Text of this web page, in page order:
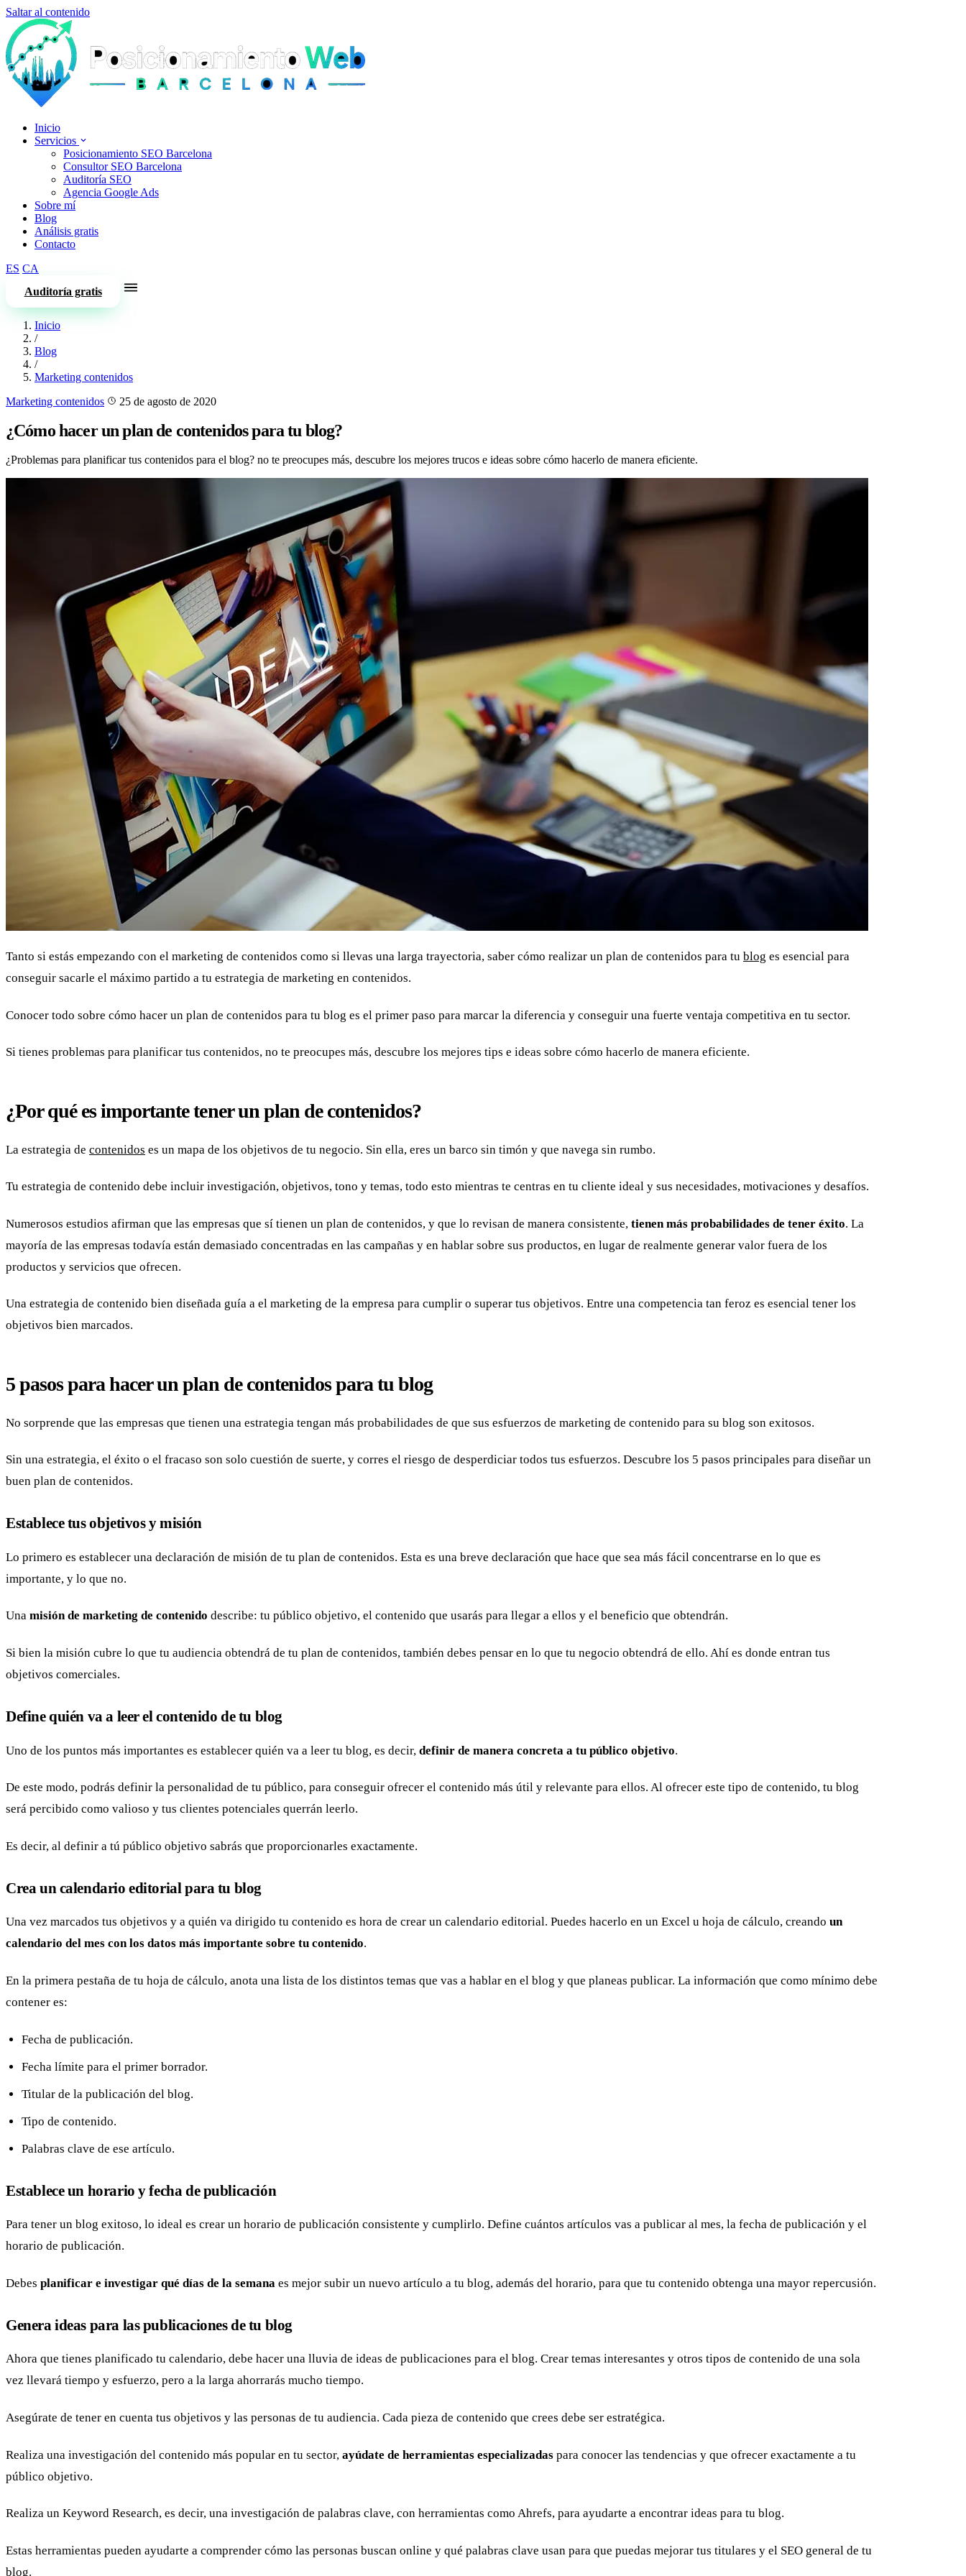
Saltar al contenido
Inicio
Servicios
Posicionamiento SEO Barcelona
Consultor SEO Barcelona
Auditoría SEO
Agencia Google Ads
Sobre mí
Blog
Análisis gratis
Contacto
ES CA
Auditoría gratis
Inicio
/
Blog
/
Marketing contenidos
Marketing contenidos
25 de agosto de 2020
¿Cómo hacer un plan de contenidos para tu blog?
¿Problemas para planificar tus contenidos para el blog? no te preocupes más, descubre los mejores trucos e ideas sobre cómo hacerlo de manera eficiente.
Tanto si estás empezando con el marketing de contenidos como si llevas una larga trayectoria, saber cómo realizar un plan de contenidos para tu blog es esencial para
conseguir sacarle el máximo partido a tu estrategia de marketing en contenidos.
Conocer todo sobre cómo hacer un plan de contenidos para tu blog es el primer paso para marcar la diferencia y conseguir una fuerte ventaja competitiva en tu sector.
Si tienes problemas para planificar tus contenidos, no te preocupes más, descubre los mejores tips e ideas sobre cómo hacerlo de manera eficiente.
¿Por qué es importante tener un plan de contenidos?
La estrategia de contenidos es un mapa de los objetivos de tu negocio. Sin ella, eres un barco sin timón y que navega sin rumbo.
Tu estrategia de contenido debe incluir investigación, objetivos, tono y temas, todo esto mientras te centras en tu cliente ideal y sus necesidades, motivaciones y desafíos.
Numerosos estudios afirman que las empresas que sí tienen un plan de contenidos, y que lo revisan de manera consistente, tienen más probabilidades de tener éxito. La
mayoría de las empresas todavía están demasiado concentradas en las campañas y en hablar sobre sus productos, en lugar de realmente generar valor fuera de los
productos y servicios que ofrecen.
Una estrategia de contenido bien diseñada guía a el marketing de la empresa para cumplir o superar tus objetivos. Entre una competencia tan feroz es esencial tener los
objetivos bien marcados.
5 pasos para hacer un plan de contenidos para tu blog
No sorprende que las empresas que tienen una estrategia tengan más probabilidades de que sus esfuerzos de marketing de contenido para su blog son exitosos.
Sin una estrategia, el éxito o el fracaso son solo cuestión de suerte, y corres el riesgo de desperdiciar todos tus esfuerzos. Descubre los 5 pasos principales para diseñar un
buen plan de contenidos.
Establece tus objetivos y misión
Lo primero es establecer una declaración de misión de tu plan de contenidos. Esta es una breve declaración que hace que sea más fácil concentrarse en lo que es
importante, y lo que no.
Una misión de marketing de contenido describe: tu público objetivo, el contenido que usarás para llegar a ellos y el beneficio que obtendrán.
Si bien la misión cubre lo que tu audiencia obtendrá de tu plan de contenidos, también debes pensar en lo que tu negocio obtendrá de ello. Ahí es donde entran tus
objetivos comerciales.
Define quién va a leer el contenido de tu blog
Uno de los puntos más importantes es establecer quién va a leer tu blog, es decir, definir de manera concreta a tu público objetivo.
De este modo, podrás definir la personalidad de tu público, para conseguir ofrecer el contenido más útil y relevante para ellos. Al ofrecer este tipo de contenido, tu blog
será percibido como valioso y tus clientes potenciales querrán leerlo.
Es decir, al definir a tú público objetivo sabrás que proporcionarles exactamente.
Crea un calendario editorial para tu blog
Una vez marcados tus objetivos y a quién va dirigido tu contenido es hora de crear un calendario editorial. Puedes hacerlo en un Excel u hoja de cálculo, creando un
calendario del mes con los datos más importante sobre tu contenido.
En la primera pestaña de tu hoja de cálculo, anota una lista de los distintos temas que vas a hablar en el blog y que planeas publicar. La información que como mínimo debe
contener es:
Fecha de publicación.
Fecha límite para el primer borrador.
Titular de la publicación del blog.
Tipo de contenido.
Palabras clave de ese artículo.
Establece un horario y fecha de publicación
Para tener un blog exitoso, lo ideal es crear un horario de publicación consistente y cumplirlo. Define cuántos artículos vas a publicar al mes, la fecha de publicación y el
horario de publicación.
Debes planificar e investigar qué días de la semana es mejor subir un nuevo artículo a tu blog, además del horario, para que tu contenido obtenga una mayor repercusión.
Genera ideas para las publicaciones de tu blog
Ahora que tienes planificado tu calendario, debe hacer una lluvia de ideas de publicaciones para el blog. Crear temas interesantes y otros tipos de contenido de una sola
vez llevará tiempo y esfuerzo, pero a la larga ahorrarás mucho tiempo.
Asegúrate de tener en cuenta tus objetivos y las personas de tu audiencia. Cada pieza de contenido que crees debe ser estratégica.
Realiza una investigación del contenido más popular en tu sector, ayúdate de herramientas especializadas para conocer las tendencias y que ofrecer exactamente a tu
público objetivo.
Realiza un Keyword Research, es decir, una investigación de palabras clave, con herramientas como Ahrefs, para ayudarte a encontrar ideas para tu blog.
Estas herramientas pueden ayudarte a comprender cómo las personas buscan online y qué palabras clave usan para que puedas mejorar tus titulares y el SEO general de tu
blog.